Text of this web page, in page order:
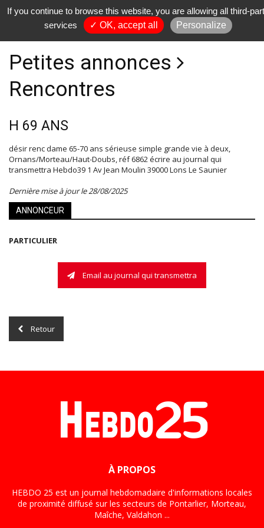
Petites annonces
Rencontres
H 69 ANS
désir renc dame 65-70 ans sérieuse simple grande vie à deux,
Ornans/Morteau/Haut-Doubs, réf 6862 écrire au journal qui
transmettra Hebdo39 1 Av Jean Moulin 39000 Lons Le Saunier
Dernière mise à jour le 28/08/2025
ANNONCEUR
PARTICULIER
Email au journal qui transmettra
Retour
À PROPOS
HEBDO 25 est un journal hebdomadaire d'informations locales
de proximité diffusé sur les secteurs de Pontarlier, Morteau,
Maîche, Valdahon ...
If you continue to browse this website, you are allowing all third-
services
✓ OK, accept all Personalize